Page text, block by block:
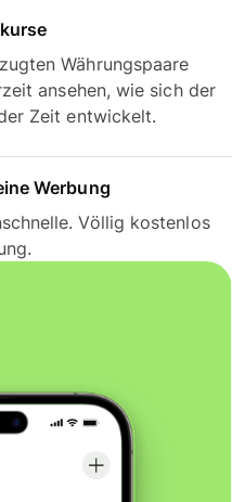
Währungspaare
ansehen, wie sich der
Zeit entwickelt.
Werbung
Völlig kostenlos